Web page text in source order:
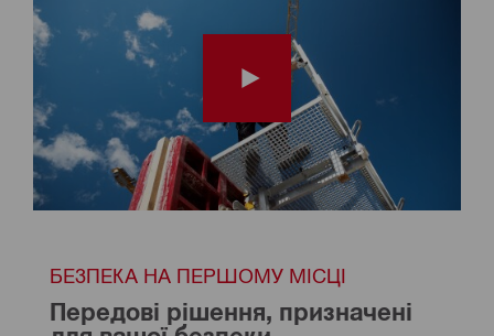
БЕЗПЕКА НА ПЕРШОМУ МІСЦІ
Передові рішення, призначені